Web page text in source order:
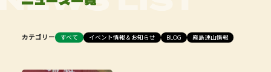
カテゴリー すべて イベント情報＆お知らせ BLOG 霧島連山情報